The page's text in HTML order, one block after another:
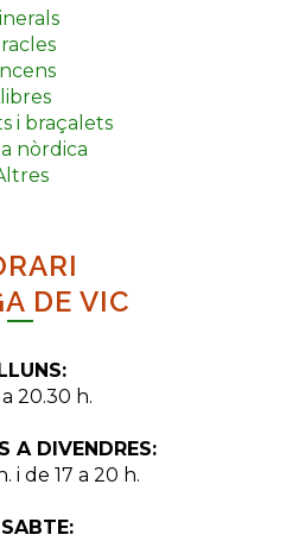
i braçalets
nòrdica
DE VIC
20.30 h.
A DIVENDRES:
i de 17 a 20 h.